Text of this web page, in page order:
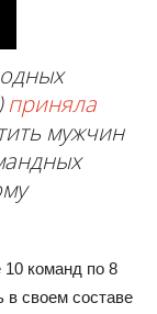
приняла
мужчин
команд по 8
в своем составе